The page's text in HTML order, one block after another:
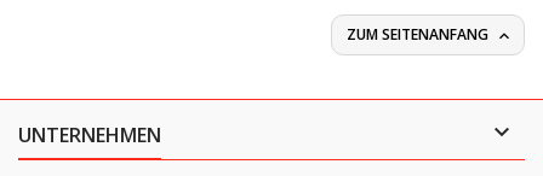
ZUM SEITENANFANG 
UNTERNEHMEN 